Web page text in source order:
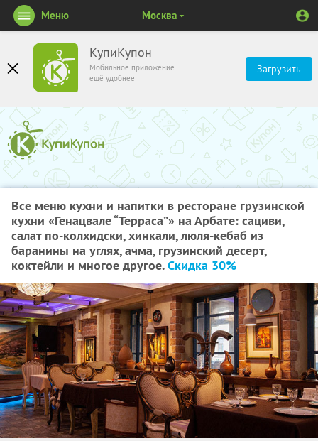
КупиКупон
Мобильное приложение
ещё удобнее
Загрузить
Меню Москва
Все меню кухни и напитки в ресторане грузинской
кухни «Генацвале “Терраса”» на Арбате: сациви,
салат по-колхидски, хинкали, люля-кебаб из
баранины на углях, ачма, грузинский десерт,
коктейли и многое другое.Скидка 30%